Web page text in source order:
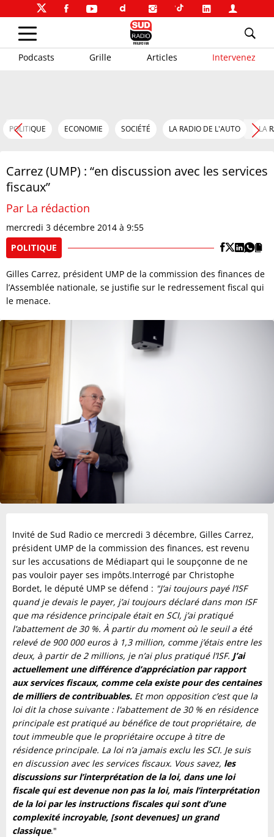
Podcasts Grille Articles Intervenez
POLITIQUE ECONOMIE SOCIÉTÉ LA RADIO DE L'AUTO LA
Carrez (UMP) : “en discussion avec les services
fiscaux”
Par La rédaction
mercredi 3 décembre 2014 à 9:55
POLITIQUE
Gilles Carrez, président UMP de la commission des finances de
l’Assemblée nationale, se justifie sur le redressement fiscal qui
le menace.
Invité de Sud Radio ce mercredi 3 décembre, Gilles Carrez,
président UMP de la commission des finances, est revenu
sur les accusations de Médiapart qui le soupçonne de ne
pas vouloir payer ses impôts.Interrogé par Christophe
Bordet, le député UMP se défend : "J’ai toujours payé l’ISF
quand je devais le payer, j’ai toujours déclaré dans mon ISF
que ma résidence principale était en SCI, j’ai pratiqué
l’abattement de 30 %. À partir du moment où le seuil a été
relevé de 900 000 euros à 1,3 million, comme j’étais entre les
deux, à partir de 2 millions, je n’ai plus pratiqué l’ISF. J’ai
actuellement une différence d’appréciation par rapport
aux services fiscaux, comme cela existe pour des centaines
de milliers de contribuables. Et mon opposition c’est que la
loi dit la chose suivante : l’abattement de 30 % en résidence
principale est pratiqué au bénéfice de tout propriétaire, de
tout immeuble que le propriétaire occupe à titre de
résidence principale. La loi n’a jamais exclu les SCI. Je suis
en discussion avec les services fiscaux. Vous savez, les
discussions sur l’interprétation de la loi, dans une loi
fiscale qui est devenue non pas la loi, mais l’interprétation
de la loi par les instructions fiscales qui sont d’une
complexité incroyable, [sont devenues] un grand
classique."